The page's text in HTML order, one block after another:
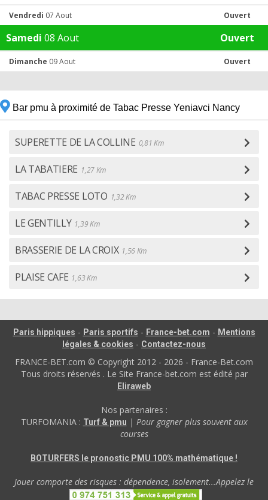
Vendredi 07 Aout Ouvert
Samedi 08 Aout Ouvert
Dimanche 09 Aout Ouvert
Bar pmu à proximité de Tabac Presse Yeniavci Nancy
SUPERETTE DE LA COLLINE 0,81 Km
LA TABATIERE 1,27 Km
TABAC PRESSE LOTO 1,32 Km
LE GENTILLY 1,39 Km
BRASSERIE DE LA CROIX 1,56 Km
PLAISE CAFE 1,63 Km
Paris hippiques - Paris sportifs - France-bet.com - Mentions
légales & cookies - Contactez-nous
FRANCE-BET.com © Copyright 2012 - 2026 - France-Bet.com
Tous droits réservés . Le Site France-bet.com est édité par
Eliraweb
Nos partenaires :
TURFOMANIA : Turf & pmu | Pour gagner plus souvent aux
courses
BOTURFERS le pronostic PMU 100% mathématique !
Jouer comporte des risques : dépendence, isolement...Appelez le